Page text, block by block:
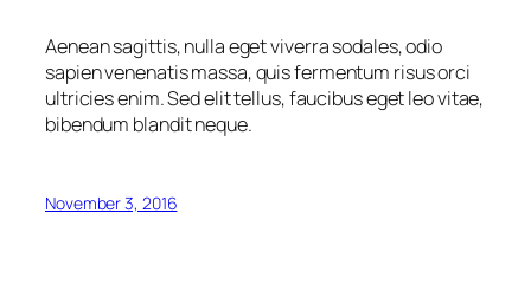
Aenean sagittis, nulla eget viverra sodales, odio
sapien venenatis massa, quis fermentum risus orci
ultricies enim. Sed elit tellus, faucibus eget leo vitae,
bibendum blandit neque.
November 3, 2016